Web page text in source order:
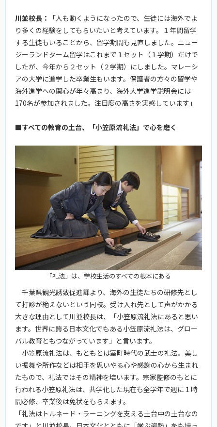
川並校長：
「人も動くようになったので、生徒には海外でよ
り多くの経験をしてもらいたいと考えています。１年間留学
する生徒もいることから、留学期間も見直しました。ニュー
ジーランドターム留学はこれまで１セット（１学期）だけで
したが、今年から２セット（２学期）にしました。マレーシ
アの大学に進学した卒業生もいます。保護者の方々の留学や
海外進学への関心が年々高まり、海外大学進学説明会には
170名が参加されました。注目度の高さを実感しています」
■すべての教育の土台、「小笠原流礼法」で心を磨く
「礼法」は、学校生活のすべての根本にある
千葉県観光誘致促進課より、海外の生徒たちの研修先とし
て打診が絶えないという同校。受け入れ先として声がかかる
大きな理由として川並校長は、「小笠原流礼法にあると思い
ます。世界に誇る日本文化でもある小笠原流礼法は、グロー
バル教育ともつながっています」と言います。
小笠原流礼法は、もともとは室町時代の武士の礼法。美し
い振舞や所作などは相手を思いやる心や感謝の心から生まれ
たもので、礼法ではその精神を培います。宗家監修のもとに
行われる小笠原礼法は、共学化した現在も全学年で週に１時
間必修、卒業後は免状をもらえます。
「礼法はトルネード・ラーニングを支える土台中の土台なの